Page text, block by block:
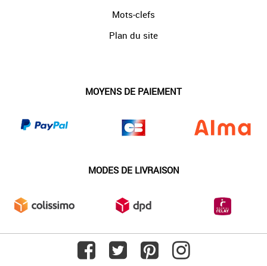
Mots-clefs
Plan du site
MOYENS DE PAIEMENT
MODES DE LIVRAISON